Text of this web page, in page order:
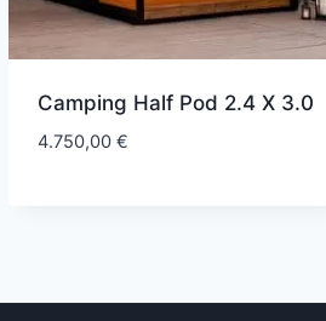
Camping Half Pod 2.4 X 3.0
4.750,00 €